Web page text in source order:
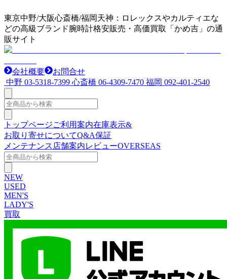
東京中野/大阪心斎橋/福岡天神：ロレックスやカルティエな
どの高級ブランド腕時計格安販売・高価買取「かめ吉」の通
販サイト
会社概要
お問合せ
中野 03-5318-7399 心斎橋 06-4309-7470 福岡 092-401-2540
トップページご利用案内在庫表示&
お取り寄せについてQ&A保証
メンテナンス 店舗案内レビューOVERSEAS
NEW
USED
MEN'S
LADY'S
買取